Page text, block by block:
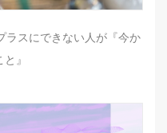
ラスにできない人が『今か
』